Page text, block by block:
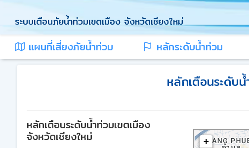
ระบบเตือนภัยน้ำท่วมเขตเมือง จังหวัดเชียงใหม่
แผนที่เสี่ยงภัยน้ำท่วม หลักระดับน้ำท่วม
หลักเตือนระดับ
หลักเตือนระดับน้ำท่วมเขตเมือง
จังหวัดเชียงใหม่
+